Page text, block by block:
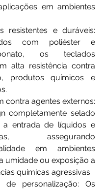
em ambientes
resistentes e duráveis:
com poliéster e
os teclados
alta resistência contra
produtos químicos e
contra agentes externos:
completamente selado
a entrada de líquidos e
assegurando
em ambientes
umidade ou exposição a
químicas agressivas.
de personalização: Os